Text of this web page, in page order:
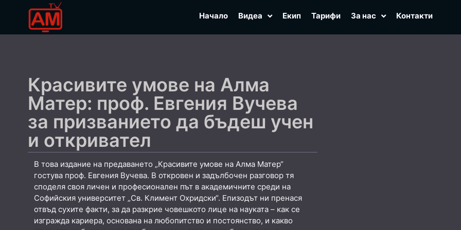
Начало Видеа Екип Тарифи За нас Контакти
Красивите умове на Алма
Матер: проф. Евгения Вучева
за призванието да бъдеш учен
и откривател
В това издание на предаването „Красивите умове на Алма Матер“
гостува проф. Евгения Вучева. В откровен и задълбочен разговор тя
споделя своя личен и професионален път в академичните среди на
Софийския университет „Св. Климент Охридски“. Епизодът ни пренася
отвъд сухите факти, за да разкрие човешкото лице на науката – как се
изгражда кариера, основана на любопитство и постоянство, и какво